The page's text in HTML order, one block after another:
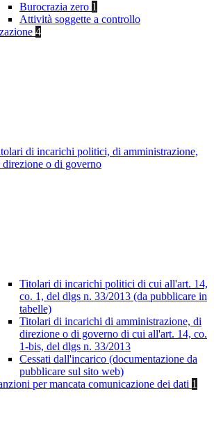
Burocrazia zero 1
Attività soggette a controllo
4
di incarichi politici, di amministrazione,
direzione o di governo
Titolari di incarichi politici di cui all'art. 14,
co. 1, del dlgs n. 33/2013 (da pubblicare in
tabelle)
Titolari di incarichi di amministrazione, di
direzione o di governo di cui all'art. 14, co.
1-bis, del dlgs n. 33/2013
Cessati dall'incarico (documentazione da
pubblicare sul sito web)
per mancata comunicazione dei dati 1